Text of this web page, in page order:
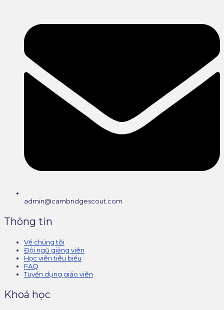
admin@cambridgescout.com
Thông tin
Về chúng tôi
Đội ngũ giảng viên
Học viên tiêu biểu
FAQ
Tuyển dụng giáo viên
Khoá học